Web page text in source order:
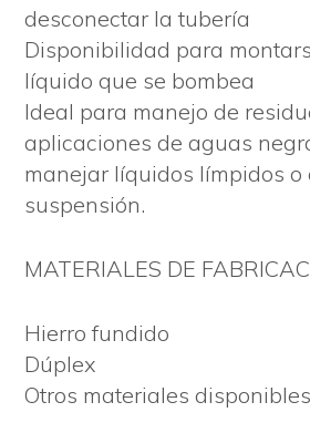
desconectar la tubería
Disponibilidad para
líquido que se bombea
Ideal para manejo de
aplicaciones de aguas
manejar líquidos límpidos o
suspensión.
MATERIALES DE
Hierro fundido
Dúplex
Otros materiales